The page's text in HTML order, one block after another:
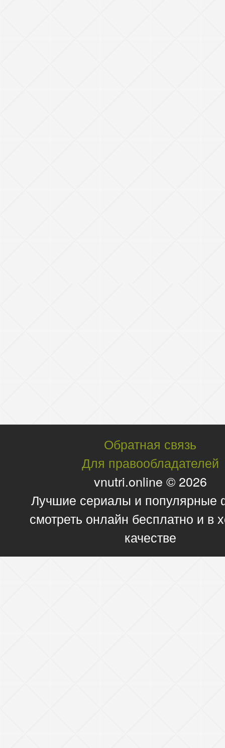
Обратная связь
Для правообладателей
vnutri.online © 2026
Лучшие сериалы и
смотреть онлайн бесплатно и в
качестве